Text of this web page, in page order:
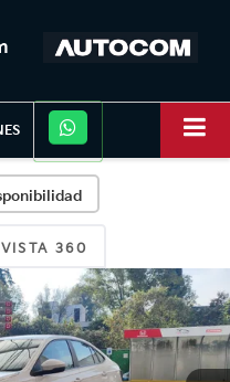
VISTA 360